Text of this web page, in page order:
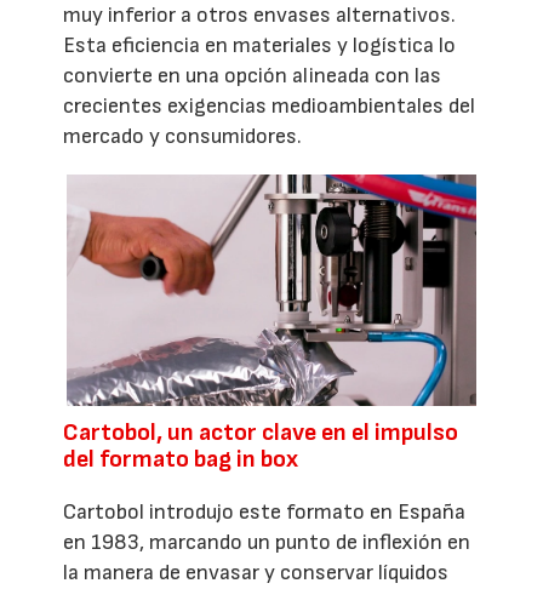
muy inferior a otros envases alternativos.
Esta eficiencia en materiales y logística lo
convierte en una opción alineada con las
crecientes exigencias medioambientales del
mercado y consumidores.
Cartobol, un actor clave en el impulso
del formato bag in box
Cartobol introdujo este formato en España
en 1983, marcando un punto de inflexión en
la manera de envasar y conservar líquidos